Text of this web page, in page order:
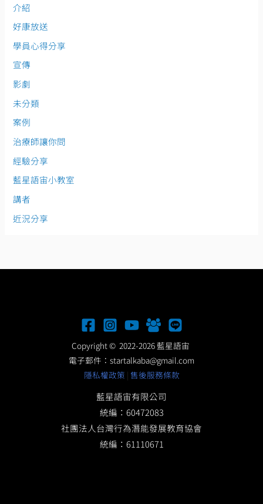
介紹
好康放送
學員心得分享
宣傳
影劇
未分類
案例
治療師讓你問
經驗分享
藍星語宙小教室
講者
近況分享
Copyright © 2022-2026 藍星語宙
電子郵件： startalkaba@gmail.com
隱私權政策 | 售後服務條款
藍星語宙有限公司
統編：60472083
社團法人台灣行為潛能發展教育協會
統編：61110671